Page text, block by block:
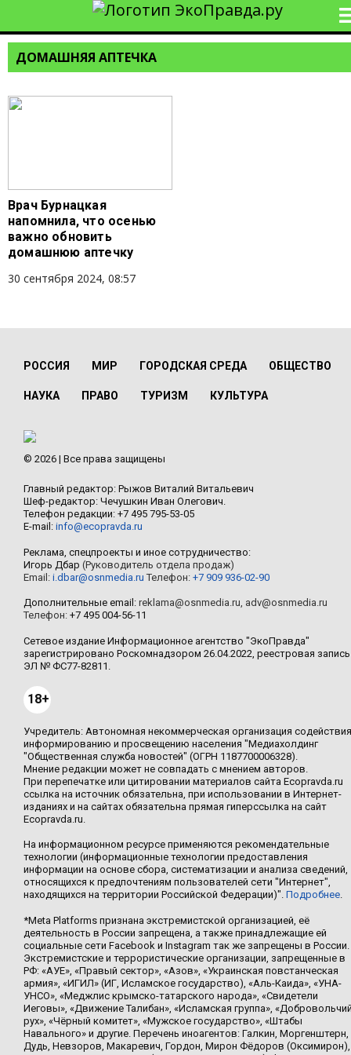
ДОМАШНЯЯ АПТЕЧКА
Врач Бурнацкая
напомнила, что осенью
важно обновить
домашнюю аптечку
30 сентября 2024, 08:57
РОССИЯ МИР ГОРОДСКАЯ СРЕДА ОБЩЕСТВО
НАУКА ПРАВО ТУРИЗМ КУЛЬТУРА
© 2026 | Все права защищены
Главный редактор: Рыжов Виталий Витальевич
Шеф-редактор: Чечушкин Иван Олегович.
Телефон редакции: +7 495 795-53-05
E-mail: info@ecopravda.ru
Реклама, спецпроекты и иное сотрудничество:
Игорь Дбар (Руководитель отдела продаж)
Email: i.dbar@osnmedia.ru Телефон: +7 909 936-02-90
Дополнительные email: reklama@osnmedia.ru, adv@osnmedia.ru
Телефон: +7 495 004-56-11
Сетевое издание Информационное агентство "ЭкоПравда"
зарегистрировано Роскомнадзором 26.04.2022, реестровая запись
ЭЛ № ФС77-82811.
18+
Учредитель: Автономная некоммерческая организация содействия
информированию и просвещению населения "Медиахолдинг
"Общественная служба новостей" (ОГРН 1187700006328).
Мнение редакции может не совпадать с мнением авторов.
При перепечатке или цитировании материалов сайта Ecopravda.ru
ссылка на источник обязательна, при использовании в Интернет-
изданиях и на сайтах обязательна прямая гиперссылка на сайт
Ecopravda.ru.
На информационном ресурсе применяются рекомендательные
технологии (информационные технологии предоставления
информации на основе сбора, систематизации и анализа сведений,
относящихся к предпочтениям пользователей сети "Интернет",
находящихся на территории Российской Федерации)". Подробнее.
*Meta Platforms признана экстремистской организацией, её
деятельность в России запрещена, а также принадлежащие ей
социальные сети Facebook и Instagram так же запрещены в России.
Экстремистские и террористические организации, запрещенные в
РФ: «АУЕ», «Правый сектор», «Азов», «Украинская повстанческая
армия», «ИГИЛ» (ИГ, Исламское государство), «Аль-Каида», «УНА-
УНСО», «Меджлис крымско-татарского народа», «Свидетели
Иеговы», «Движение Талибан», «Исламская группа»,
рух», «Чёрный комитет», «Мужское государство», «Штабы
Навального» и другие. Перечень иноагентов: Галкин, Моргенштерн,
Дудь, Невзоров, Макаревич, Гордон, Мирон Фёдоров (Оксимирон),